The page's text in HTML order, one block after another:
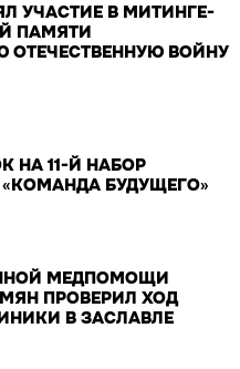
УЧАСТИЕ В МИТИНГЕ-
ПАМЯТИ
ОТЕЧЕСТВЕННУЮ ВОЙНУ
НА 11-Й НАБОР
БУДУЩЕГО»
МЕДПОМОЩИ
ПРОВЕРИЛ ХОД
В ЗАСЛАВЛЕ